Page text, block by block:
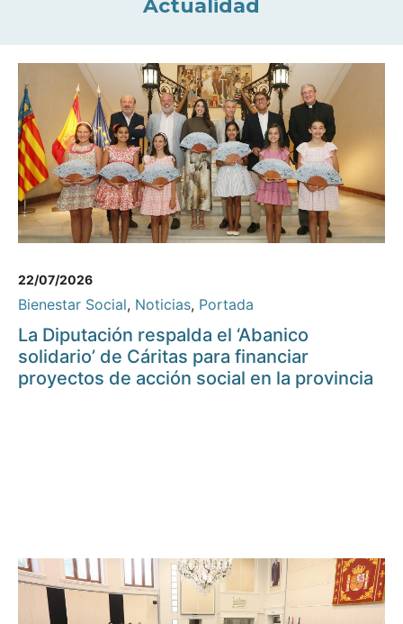
Actualidad
22/07/2026
Bienestar Social, Noticias, Portada
La Diputación respalda el ‘Abanico
solidario’ de Cáritas para financiar
proyectos de acción social en la provincia